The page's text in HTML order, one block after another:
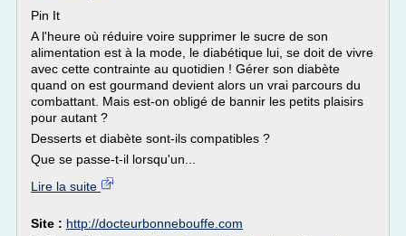
Pin It
A l'heure où réduire voire supprimer le sucre de son
alimentation est à la mode, le diabétique lui, se doit de vivre
avec cette contrainte au quotidien ! Gérer son diabète
quand on est gourmand devient alors un vrai parcours du
combattant. Mais est-on obligé de bannir les petits plaisirs
pour autant ?
Desserts et diabète sont-ils compatibles ?
Que se passe-t-il lorsqu'un...
Lire la suite
Site : http://docteurbonnebouffe.com